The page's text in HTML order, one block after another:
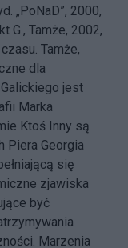
„PoNaD”, 2000,
G., Tamże, 2002,
Tamże,
dla
jest
Marka
Ktoś Inny są
Piera Georgia
się
zjawiska
być
Marzenia